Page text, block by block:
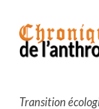
contenu
Transition